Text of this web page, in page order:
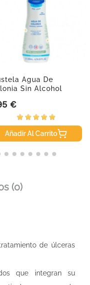
Agua De
Sin Alcohol
€
Añadir Al Carrito
(0)
de úlceras
que integran su